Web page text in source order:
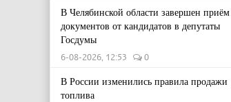
В Челябинской области завершен приём
документов от кандидатов в депутаты
Госдумы
6-08-2026, 12:53 0
В России изменились правила продажи
топлива